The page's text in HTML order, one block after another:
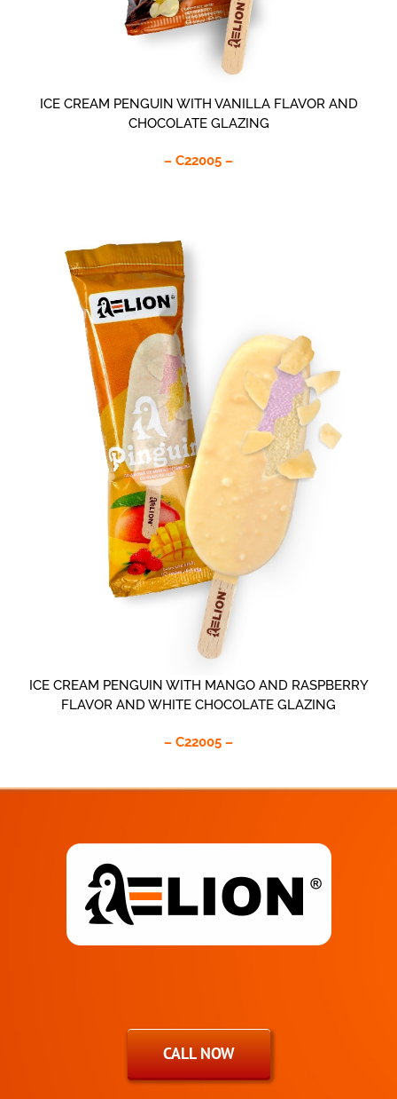
ICE CREAM PENGUIN WITH VANILLA FLAVOR AND
CHOCOLATE GLAZING
– C22005 –
ICE CREAM PENGUIN WITH MANGO AND RASPBERRY
FLAVOR AND WHITE CHOCOLATE GLAZING
– C22005 –
CALL NOW